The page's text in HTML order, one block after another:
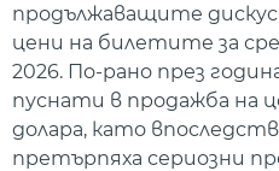
продължаващите
цени на билетите за
2026. По-рано през
пуснати в продажба на
долара, като
претърпяха сериозни